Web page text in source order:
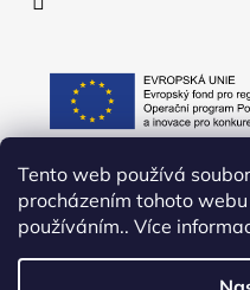
Tento web používá
procházením tohoto
používáním.. Více